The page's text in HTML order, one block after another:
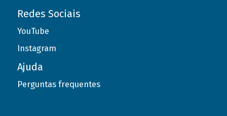
Redes Sociais
YouTube
Instagram
Ajuda
Perguntas frequentes